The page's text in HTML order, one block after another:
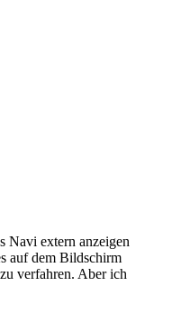
Navi extern anzeigen
auf dem Bildschirm
verfahren. Aber ich